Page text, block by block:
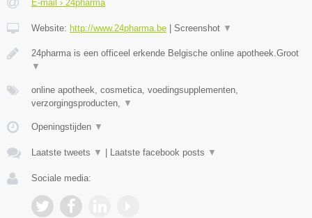
E-mail › 24pharma
Website: http://www.24pharma.be Screenshot ▼
24pharma is een officeel erkende Belgische online apotheek.Groot
▼
online apotheek, cosmetica, voedingsupplementen,
verzorgingsproducten,
▼
Openingstijden ▼
Laatste tweets ▼ Laatste facebook posts ▼
Sociale media: